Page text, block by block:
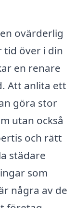
ovärderlig
tid över i din
en renare
Att anlita ett
göra stor
utan också
och rätt
städare
som
några av de